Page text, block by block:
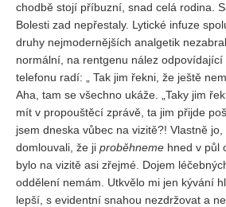
chodbě stojí příbuzní, snad celá rodina.
Bolesti zad nepřestaly. Lytické infuze
druhy nejmodernějších analgetik
normální, na rentgenu nález
telefonu radí: „ Tak jim řekni, že ještě
Aha, tam se všechno ukáže. „Taky jim
mít v propouštěcí zprávě, ta jim přijde
jsem dneska vůbec na vizitě?! Vlastně
domlouvali, že ji proběhneme hned v půl
bylo na vizitě asi zřejmé. Dojem
oddělení nemám. Utkvělo mi jen kývání
lepší, s evidentní snahou nezdržovat a